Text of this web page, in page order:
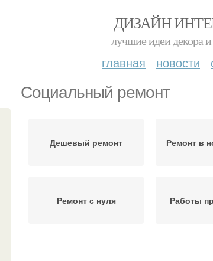
ДИЗАЙН
лучшие идеи декора
главная новости
Социальный ремонт
Дешевый ремонт Ремонт в
Ремонт с нуля Работы